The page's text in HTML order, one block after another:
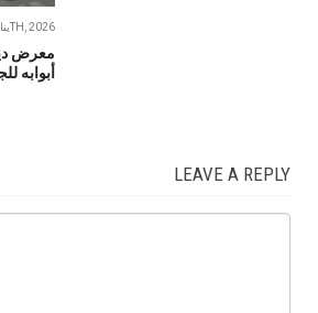
يناير 10TH, 2026
معرض
أبوابه
LEAVE A REPLY